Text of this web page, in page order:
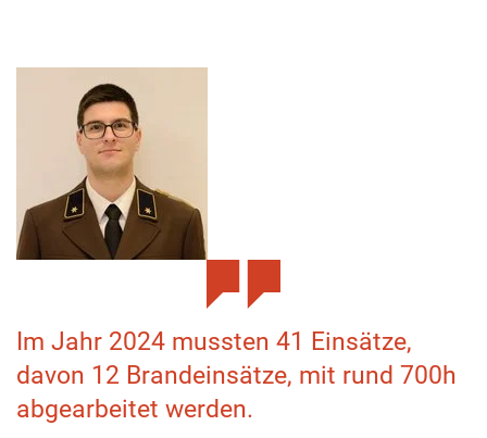
Im Jahr 2024 mussten 41 Einsätze,
davon 12 Brandeinsätze, mit rund 700h
abgearbeitet werden.